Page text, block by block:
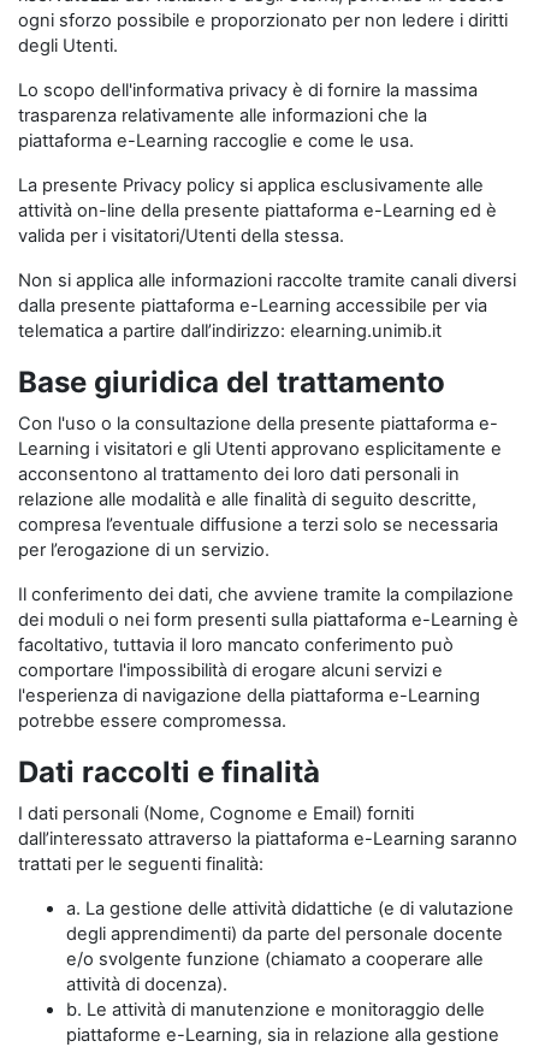
ogni sforzo possibile e proporzionato per non ledere i diritti
degli Utenti.
Lo scopo dell'informativa privacy è di fornire la massima
trasparenza relativamente alle informazioni che la
piattaforma e-Learning raccoglie e come le usa.
La presente Privacy policy si applica esclusivamente alle
attività on-line della presente piattaforma e-Learning ed è
valida per i visitatori/Utenti della stessa.
Non si applica alle informazioni raccolte tramite canali diversi
dalla presente piattaforma e-Learning accessibile per via
telematica a partire dall’indirizzo: elearning.unimib.it
Base giuridica del trattamento
Con l'uso o la consultazione della presente piattaforma e-
Learning i visitatori e gli Utenti approvano esplicitamente e
acconsentono al trattamento dei loro dati personali in
relazione alle modalità e alle finalità di seguito descritte,
compresa l’eventuale diffusione a terzi solo se necessaria
per l’erogazione di un servizio.
Il conferimento dei dati, che avviene tramite la compilazione
dei moduli o nei form presenti sulla piattaforma e-Learning è
facoltativo, tuttavia il loro mancato conferimento può
comportare l'impossibilità di erogare alcuni servizi e
l'esperienza di navigazione della piattaforma e-Learning
potrebbe essere compromessa.
Dati raccolti e finalità
I dati personali (Nome, Cognome e Email) forniti
dall’interessato attraverso la piattaforma e-Learning saranno
trattati per le seguenti finalità:
a. La gestione delle attività didattiche (e di valutazione
degli apprendimenti) da parte del personale docente
e/o svolgente funzione (chiamato a cooperare alle
attività di docenza).
b. Le attività di manutenzione e monitoraggio delle
piattaforme e-Learning, sia in relazione alla gestione